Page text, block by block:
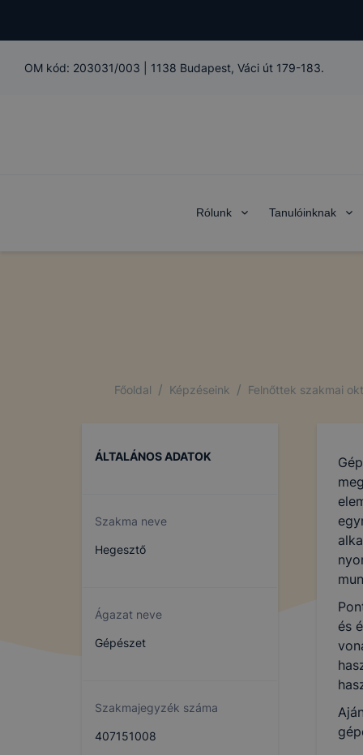
OM kód: 203031/003 1138 Budapest, Váci út 179-183.
Rólunk Tanulóinknak
Főoldal / Képzéseink / Felnőttek szakmai
ÁLTALÁNOS ADATOK
Szakma neve
Hegesztő
Ágazat neve
Gépészet
Szakmajegyzék száma
407151008
és